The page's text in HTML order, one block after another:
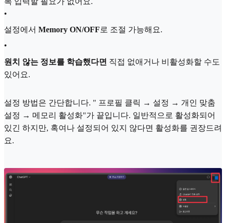
•
설정에서 Memory ON/OFF 로 조절 가능해요.
•
원치 않는 정보를 학습했다면 직접 없애거나 비활성화할 수도
있어요.
설정 방법은 간단합니다. " 프로필 클릭 → 설정 → 개인 맞춤
설정 → 메모리 활성화"가 끝입니다. 일반적으로 활성화되어
있긴 하지만, 혹여나 설정되어 있지 않다면 활성화를 권장드려
요.